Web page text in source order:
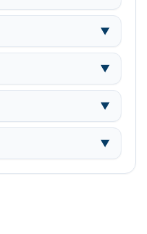
▼
▼
▼
▼